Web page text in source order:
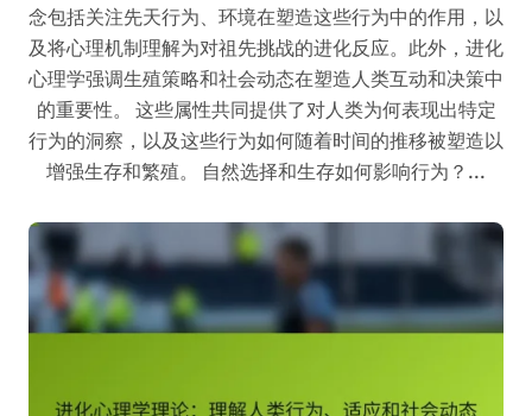
念包括关注先天行为、环境在塑造这些行为中的作用，以
及将心理机制理解为对祖先挑战的进化反应。此外，进化
心理学强调生殖策略和社会动态在塑造人类互动和决策中
的重要性。 这些属性共同提供了对人类为何表现出特定
行为的洞察，以及这些行为如何随着时间的推移被塑造以
增强生存和繁殖。 自然选择和生存如何影响行为？...